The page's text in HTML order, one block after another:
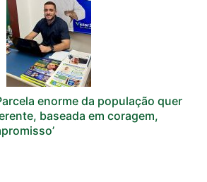
enorme da população quer
baseada em coragem,